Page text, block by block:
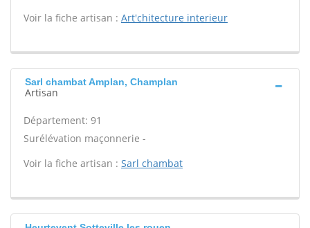
Voir la fiche artisan : Art'chitecture interieur
Sarl chambat Amplan, Champlan
Artisan
Département: 91
Surélévation maçonnerie -
Voir la fiche artisan : Sarl chambat